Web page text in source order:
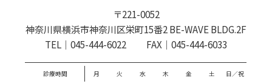
〒221-0052
神奈川県横浜市神奈川区栄町15番2 BE-WAVE BLDG.2F
TEL｜ 045-444-6022 FAX｜045-444-6033
診療時間 月 火 水 木 金 土 日／祝